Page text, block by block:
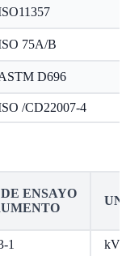
75A/B
D696
/CD22007-4
ENSAYO
1 kV/